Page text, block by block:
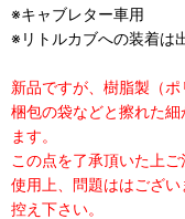
※キャブレター車用
※リトルカブへの装着は
新品ですが、樹脂製（ポ
梱包の袋などと擦れた
ます。
この点を了承頂いた上
使用上、問題ははござ
控え下さい。